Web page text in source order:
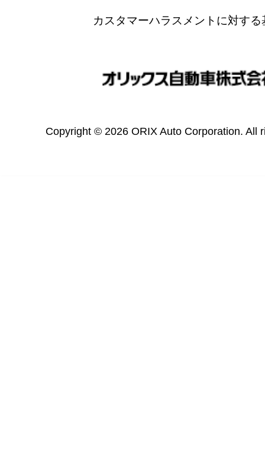
カスタマーハラスメントに対する
Copyright © 2026 ORIX Auto Corporation. All